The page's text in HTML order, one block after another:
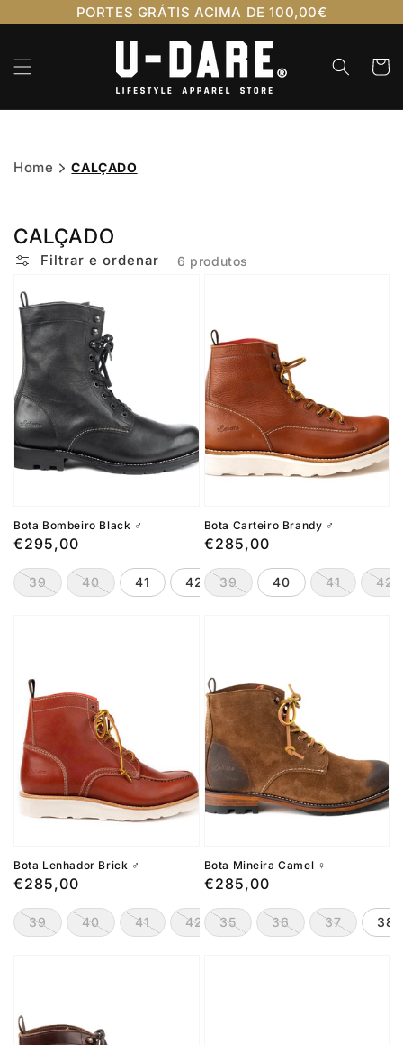
PORTES GRÁTIS ACIMA DE 100,00€
Home CALÇADO
CALÇADO
Filtrar e ordenar 6 produtos
Bota Bombeiro Black ♂️
Preço
normal
€295,00
39 40 41 42 43 44 45
Bota Carteiro Brandy ♂️
Preço
normal
€285,00
39 40 41 42
Bota Lenhador Brick ♂️
Preço
normal
€285,00
39 40 41 42 43 44 45
Bota Mineira Camel ♀️
Preço
normal
€285,00
35 36 37 38